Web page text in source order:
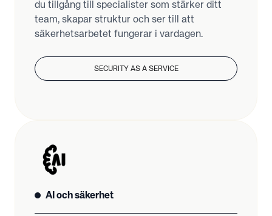
du tillgång till specialister som stärker ditt
team, skapar struktur och ser till att
säkerhetsarbetet fungerar i vardagen.
SECURITY AS A SERVICE
AI och säkerhet